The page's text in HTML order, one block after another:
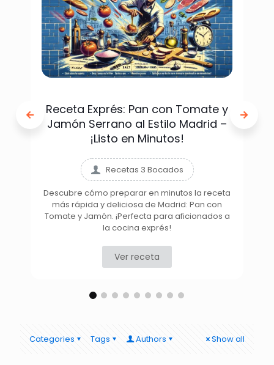
Receta Exprés: Pan con Tomate y
Jamón Serrano al Estilo Madrid –
¡Listo en Minutos!
Recetas 3 Bocados
Descubre cómo preparar en minutos la receta
más rápida y deliciosa de Madrid: Pan con
Tomate y Jamón. ¡Perfecta para aficionados a
la cocina exprés!
Ver receta
Categories Tags Authors Show all